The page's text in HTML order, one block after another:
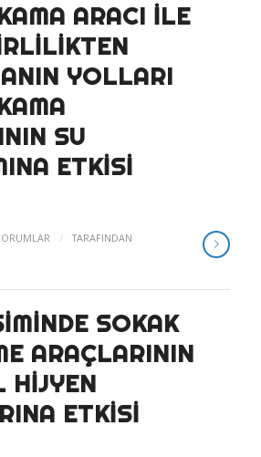
ARACI ILE
YOLLARI
SU
ETKISI
/
TARAFINDAN
SOKAK
ARAÇLARININ
HIJYEN
ETKISI